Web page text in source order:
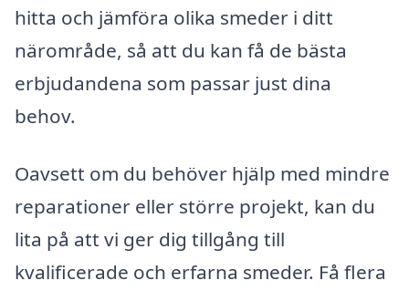
hitta och jämföra olika smeder i ditt
närområde, så att du kan få de bästa
erbjudandena som passar just dina
behov.
Oavsett om du behöver hjälp med mindre
reparationer eller större projekt, kan du
lita på att vi ger dig tillgång till
kvalificerade och erfarna smeder. Få flera